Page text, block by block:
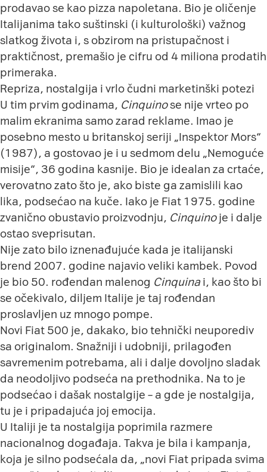
prodavao se kao pizza napoletana. Bio je oličenje
Italijanima tako suštinski (i kulturološki) važnog
slatkog života i, s obzirom na pristupačnost i
praktičnost, premašio je cifru od 4 miliona prodatih
primeraka.
Repriza, nostalgija i vrlo čudni marketinški potezi
U tim prvim godinama, Cinquinose nije vrteo po
malim ekranima samo zarad reklame. Imao je
posebno mesto u britanskoj seriji „Inspektor Mors“
(1987), a gostovao je i u sedmom delu „Nemoguće
misije“, 36 godina kasnije. Bio je idealan za crtaće,
verovatno zato što je, ako biste ga zamislili kao
lika, podsećao na kuče. Iako je Fiat 1975. godine
zvanično obustavio proizvodnju, Cinquinoje i dalje
ostao sveprisutan.
Nije zato bilo iznenađujuće kada je italijanski
brend 2007. godine najavio veliki kambek. Povod
je bio 50. rođendan malenog Cinquina i, kao što bi
se očekivalo, diljem Italije je taj rođendan
proslavljen uz mnogo pompe.
Novi Fiat 500 je, dakako, bio tehnički neuporediv
sa originalom. Snažniji i udobniji, prilagođen
savremenim potrebama, ali i dalje dovoljno sladak
da neodoljivo podseća na prethodnika. Na to je
podsećao i dašak nostalgije – a gde je nostalgija,
tu je i pripadajuća joj emocija.
U Italiji je ta nostalgija poprimila razmere
nacionalnog događaja. Takva je bila i kampanja,
koja je silno podsećala da, „novi Fiat pripada svima